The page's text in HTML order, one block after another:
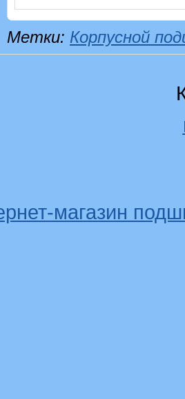
Метки: Корпусной
магазин